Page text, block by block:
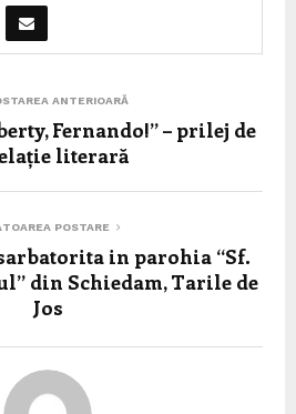
ANTERIOARĂ
Fernando!” – prilej de
literară
POSTARE
in parohia “Sf.
din Schiedam, Tarile de
Jos